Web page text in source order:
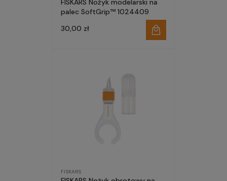
FISKARS Nożyk modelarski na
palec SoftGrip™ 1024409
30,00 zł
FISKARS